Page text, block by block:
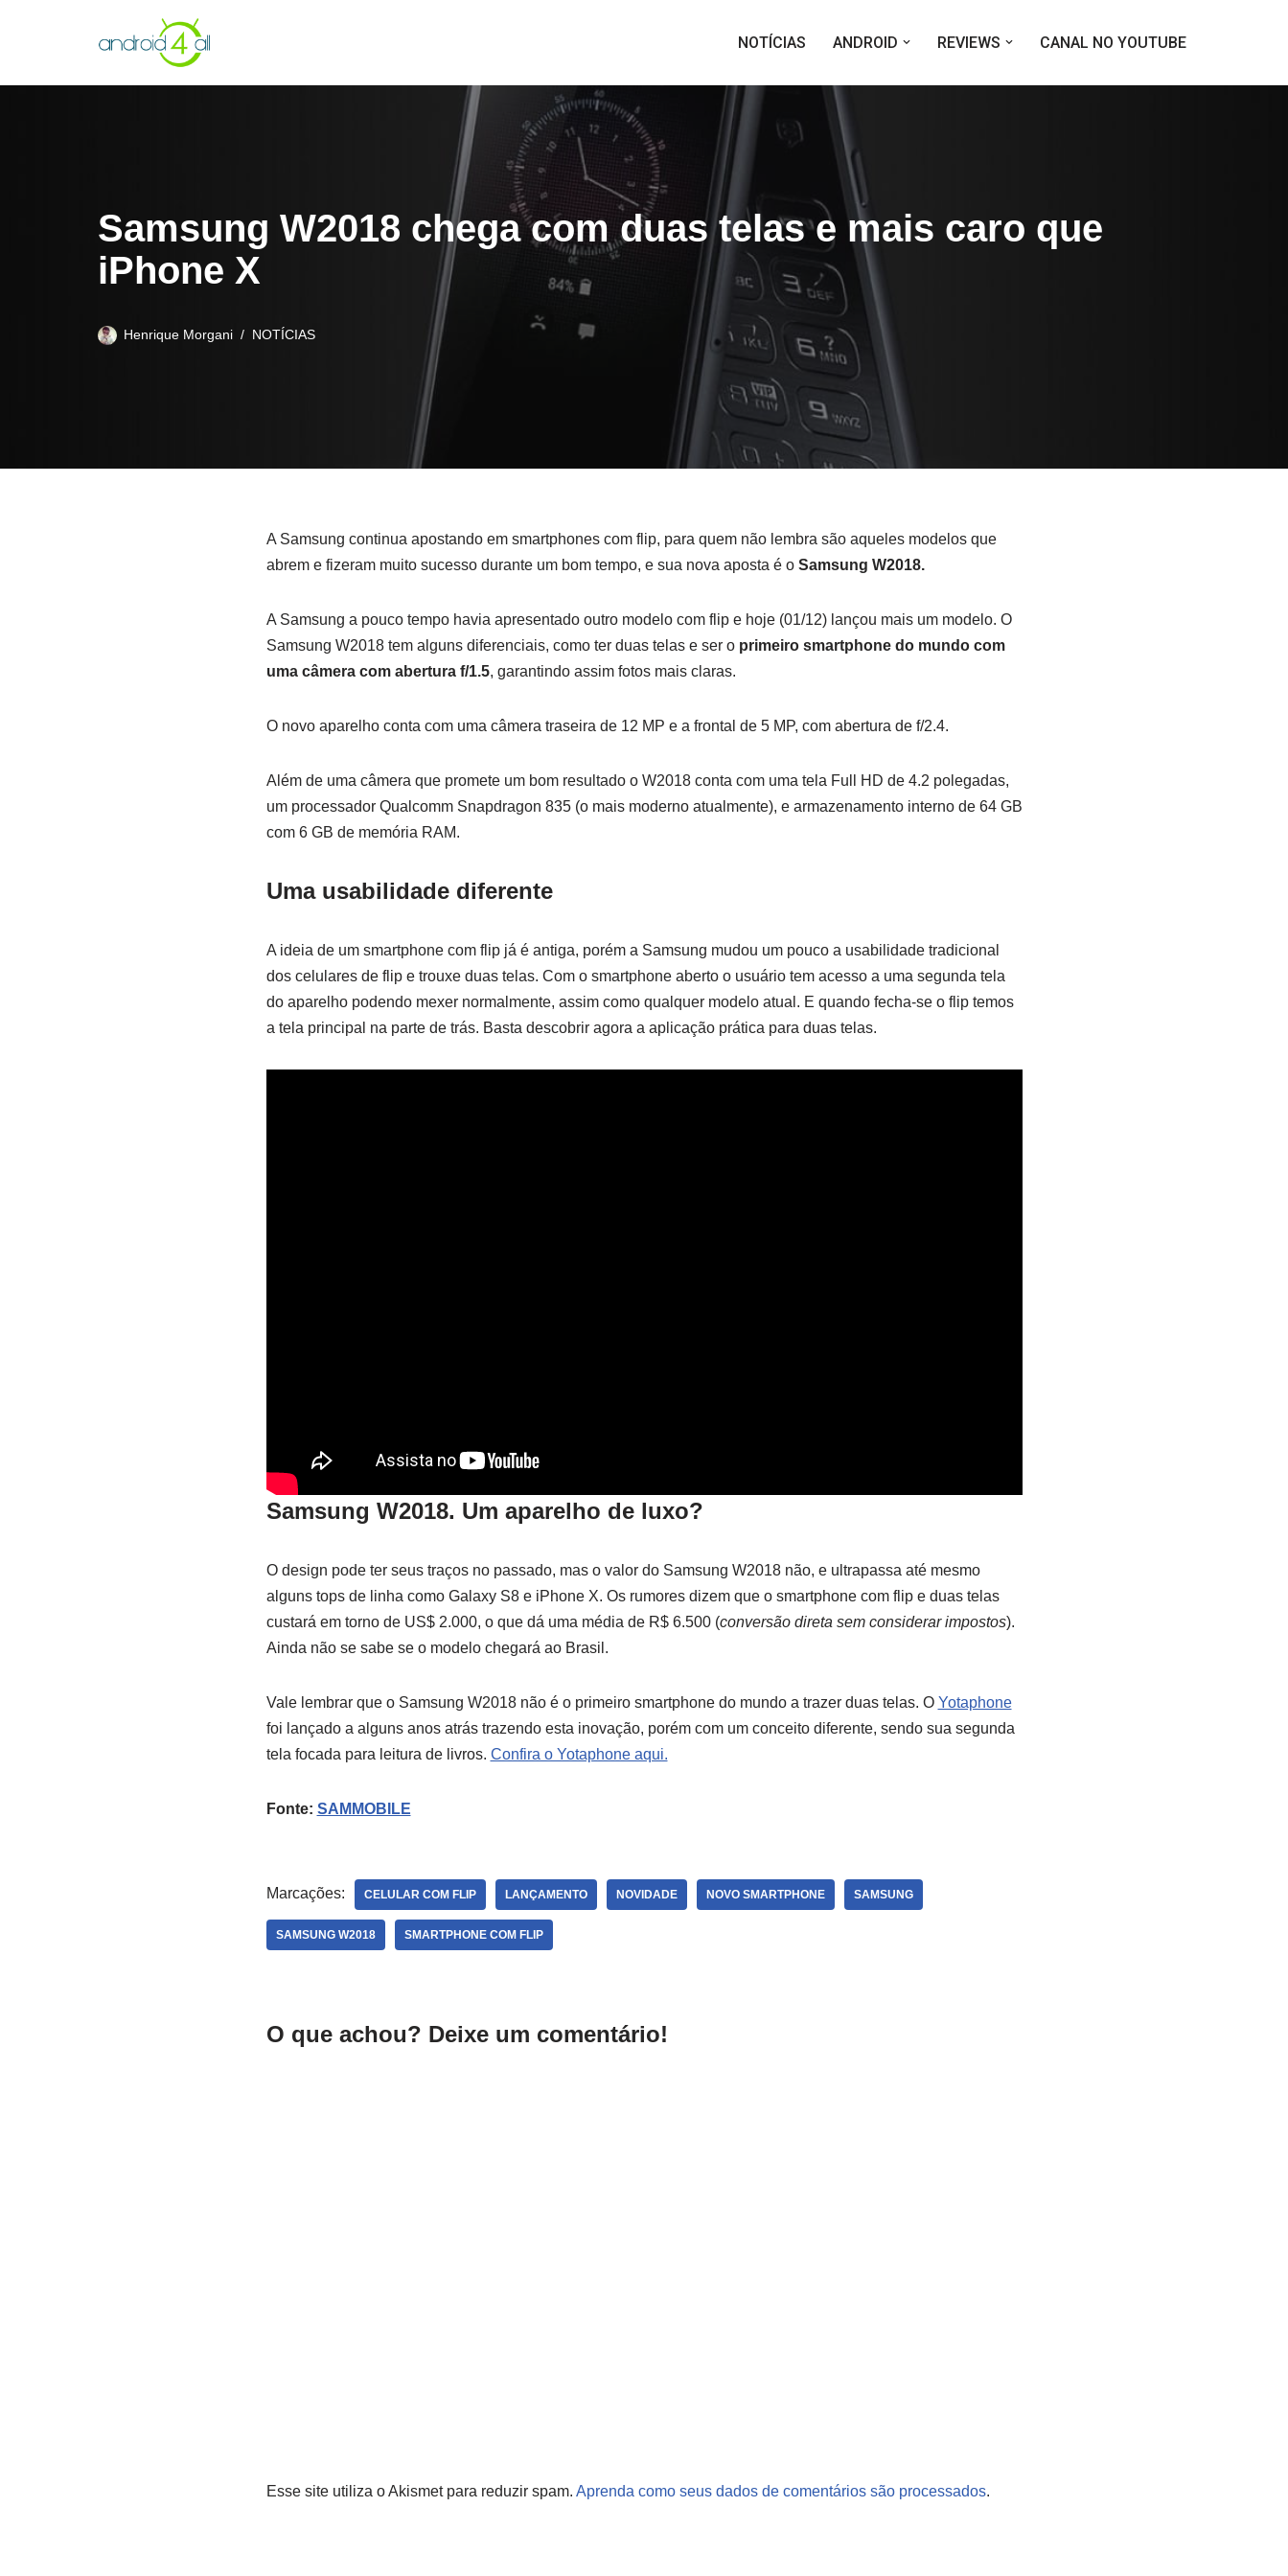
NOTÍCIAS ANDROID REVIEWS CANAL NO YOUTUBE
Samsung W2018 chega com duas telas e mais caro que
iPhone X
Henrique Morgani NOTÍCIAS
A Samsung continua apostando em smartphones com flip, para quem não lembra são aqueles modelos que
abrem e fizeram muito sucesso durante um bom tempo, e sua nova aposta é o Samsung W2018.
A Samsung a pouco tempo havia apresentado outro modelo com flip e hoje (01/12) lançou mais um modelo. O
Samsung W2018 tem alguns diferenciais, como ter duas telas e ser o primeiro smartphone do mundo com
uma câmera com abertura f/1.5, garantindo assim fotos mais claras.
O novo aparelho conta com uma câmera traseira de 12 MP e a frontal de 5 MP, com abertura de f/2.4.
Além de uma câmera que promete um bom resultado o W2018 conta com uma tela Full HD de 4.2 polegadas,
um processador Qualcomm Snapdragon 835 (o mais moderno atualmente), e armazenamento interno de 64 GB
com 6 GB de memória RAM.
Uma usabilidade diferente
A ideia de um smartphone com flip já é antiga, porém a Samsung mudou um pouco a usabilidade tradicional
dos celulares de flip e trouxe duas telas. Com o smartphone aberto o usuário tem acesso a uma segunda tela
do aparelho podendo mexer normalmente, assim como qualquer modelo atual. E quando fecha-se o flip temos
a tela principal na parte de trás. Basta descobrir agora a aplicação prática para duas telas.
Samsung W2018. Um aparelho de luxo?
O design pode ter seus traços no passado, mas o valor do Samsung W2018 não, e ultrapassa até mesmo
alguns tops de linha como Galaxy S8 e iPhone X. Os rumores dizem que o smartphone com flip e duas telas
custará em torno de US$ 2.000, o que dá uma média de R$ 6.500 (conversão direta sem considerar impostos).
Ainda não se sabe se o modelo chegará ao Brasil.
Vale lembrar que o Samsung W2018 não é o primeiro smartphone do mundo a trazer duas telas. O Yotaphone
foi lançado a alguns anos atrás trazendo esta inovação, porém com um conceito diferente, sendo sua segunda
tela focada para leitura de livros. Confira o Yotaphone aqui.
Fonte: SAMMOBILE
Marcações: CELULAR COM FLIP LANÇAMENTO NOVIDADE NOVO SMARTPHONE SAMSUNG
SAMSUNG W2018 SMARTPHONE COM FLIP
O que achou? Deixe um comentário!
Esse site utiliza o Akismet para reduzir spam. Aprenda como seus dados de comentários são processados.